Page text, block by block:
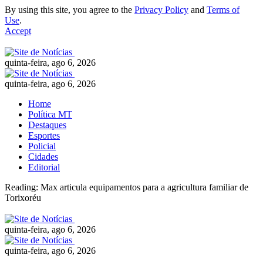
By using this site, you agree to the Privacy Policy and Terms of
Use.
Accept
quinta-feira, ago 6, 2026
quinta-feira, ago 6, 2026
Home
Política MT
Destaques
Esportes
Policial
Cidades
Editorial
Reading: Max articula equipamentos para a agricultura familiar de
Torixoréu
quinta-feira, ago 6, 2026
quinta-feira, ago 6, 2026